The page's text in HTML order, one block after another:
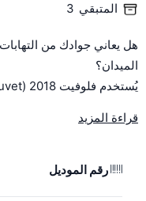
المتبقي 3
هل يعاني جوادك من
الميدان؟
المفعول لمواجهة حالات
قراءة المزيد
رقم الموديل